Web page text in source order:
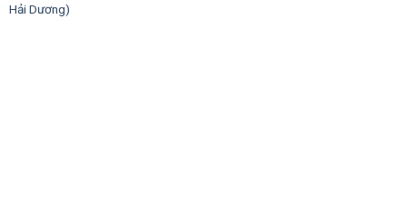
Hải Dương)